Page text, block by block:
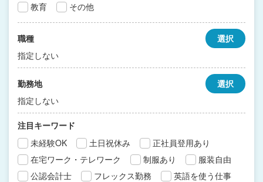
教育
その他
職種
指定しない
選択
勤務地
指定しない
選択
注目キーワード
未経験OK
土日祝休み
正社員登用あり
在宅ワーク・テレワーク
制服あり
服装自由
公認会計士
フレックス勤務
英語を使う仕事